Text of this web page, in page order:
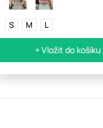
S M L
+ Vložit do košíku